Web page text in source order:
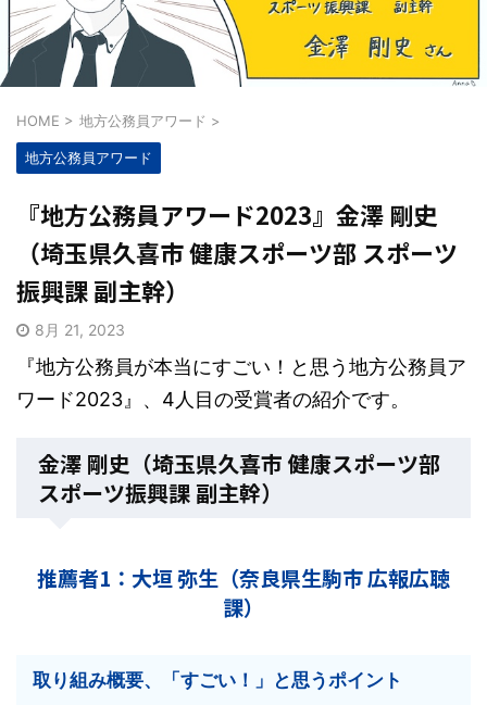
HOME > 地方公務員アワード >
地方公務員アワード
『地方公務員アワード2023』金澤 剛史
（埼玉県久喜市 健康スポーツ部 スポーツ
振興課 副主幹）
8月 21, 2023
『地方公務員が本当にすごい！と思う地方公務員ア
ワード2023』、4人目の受賞者の紹介です。
金澤 剛史（埼玉県久喜市 健康スポーツ部
スポーツ振興課 副主幹）
推薦者1：大垣 弥生（奈良県生駒市 広報広聴
課）
取り組み概要、「すごい！」と思うポイント